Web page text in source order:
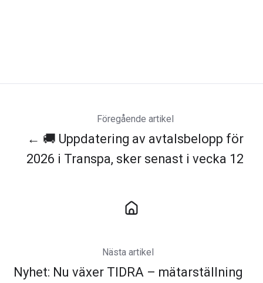
Föregående artikel
← 🚚 Uppdatering av avtalsbelopp för
2026 i Transpa, sker senast i vecka 12
Nästa artikel
Nyhet: Nu växer TIDRA – mätarställning